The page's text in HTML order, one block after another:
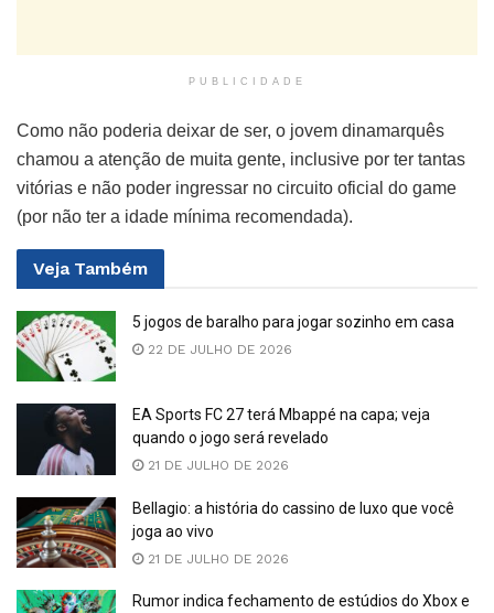
PUBLICIDADE
Como não poderia deixar de ser, o jovem dinamarquês
chamou a atenção de muita gente, inclusive por ter tantas
vitórias e não poder ingressar no circuito oficial do game
(por não ter a idade mínima recomendada).
Veja Também
5 jogos de baralho para jogar sozinho em casa
22 DE JULHO DE 2026
EA Sports FC 27 terá Mbappé na capa; veja
quando o jogo será revelado
21 DE JULHO DE 2026
Bellagio: a história do cassino de luxo que você
joga ao vivo
21 DE JULHO DE 2026
Rumor indica fechamento de estúdios do Xbox e